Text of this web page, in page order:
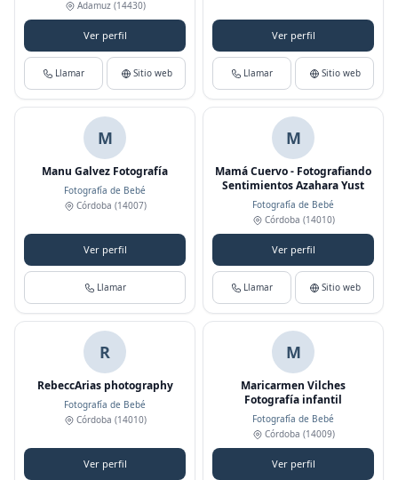
Adamuz(14430)
Ver perfil
Llamar Sitio web
Ver perfil
Llamar Sitio web
M
Manu Galvez Fotografía
Fotografía de Bebé
Córdoba (14007)
Ver perfil
Llamar
M
Mamá Cuervo - Fotografiando
Sentimientos Azahara Yust
Fotografía de Bebé
Córdoba (14010)
Ver perfil
Llamar Sitio web
R
RebeccArias photography
Fotografía de Bebé
Córdoba (14010)
Ver perfil
M
Maricarmen Vilches
Fotografía infantil
Fotografía de Bebé
Córdoba (14009)
Ver perfil